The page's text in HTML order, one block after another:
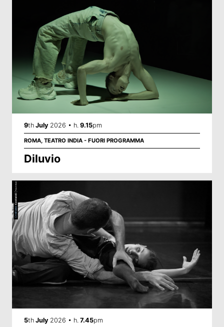
9th July 2026 • h. 9.15pm
ROMA, TEATRO INDIA - FUORI PROGRAMMA
Diluvio
5th July 2026 • h. 7.45pm